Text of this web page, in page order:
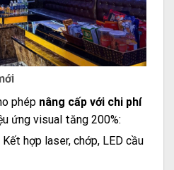
phép nâng cấp với chi phí
ứng visual tăng 200%:
Kết hợp laser, chớp, LED cầu